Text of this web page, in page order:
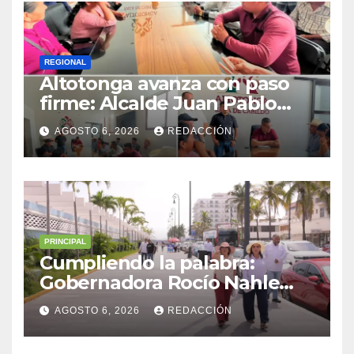
REGIONAL
Altotonga avanza con paso
firme: Alcalde Juan Pablo
Becerra encabeza mesa de
diálogo con habitantes de
Malacatepec
AGOSTO 6, 2026 REDACCIÓN
PRINCIPAL
Cumpliendo la palabra:
Gobernadora Rocío Nahle
impulsa la gran rehabilitación
del Centro Histórico de
Veracruz
AGOSTO 6, 2026 REDACCIÓN